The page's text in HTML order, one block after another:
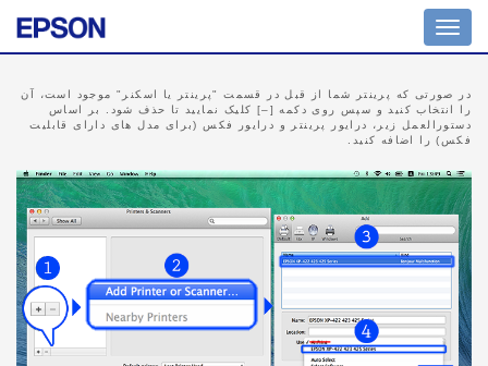
جابجایی
حالت
در صورتی که پرینتر شما از قبل در قسمت "پرینتر یا اسکنر" موجود است، آن
را انتخاب کنید و سپس روی دکمه [–] کلیک نمایید تا حذف شود. بر اساس
دستورالعمل زیر، درایور پرینتر و درایور فکس (برای مدل های دارای قابلیت
فکس) را اضافه کنید.